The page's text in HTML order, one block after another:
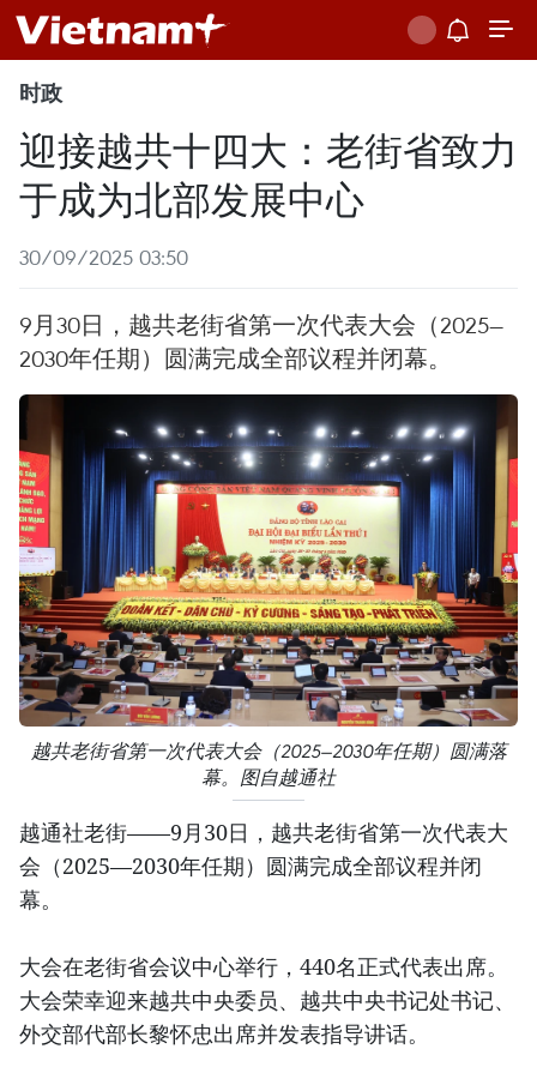
时政
迎接越共十四大：老街省致力
于成为北部发展中心
30/09/2025 03:50
9月30日，越共老街省第一次代表大会（2025—
2030年任期）圆满完成全部议程并闭幕。
越共老街省第一次代表大会（2025—2030年任期）圆满落
幕。图自越通社
越通社老街——9月30日，越共老街省第一次代表大
会（2025—2030年任期）圆满完成全部议程并闭
幕。
大会在老街省会议中心举行，440名正式代表出席。
大会荣幸迎来越共中央委员、越共中央书记处书记、
外交部代部长黎怀忠出席并发表指导讲话。